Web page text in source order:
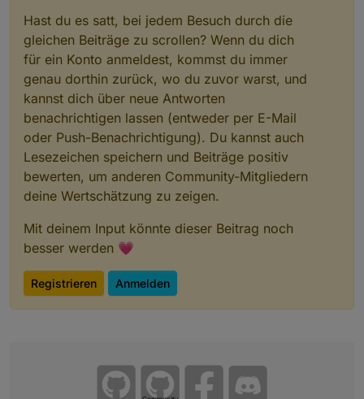
Hast du es satt, bei jedem Besuch durch die
gleichen Beiträge zu scrollen? Wenn du dich
für ein Konto anmeldest, kommst du immer
genau dorthin zurück, wo du zuvor warst, und
kannst dich über neue Antworten
benachrichtigen lassen (entweder per E-Mail
oder Push-Benachrichtigung). Du kannst auch
Lesezeichen speichern und Beiträge positiv
bewerten, um anderen Community-Mitgliedern
deine Wertschätzung zu zeigen.
Mit deinem Input könnte dieser Beitrag noch
besser werden 💗
Registrieren Anmelden